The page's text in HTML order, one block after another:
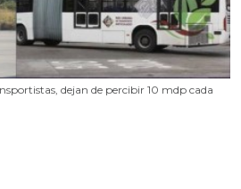
dejan de percibir 10 mdp cada